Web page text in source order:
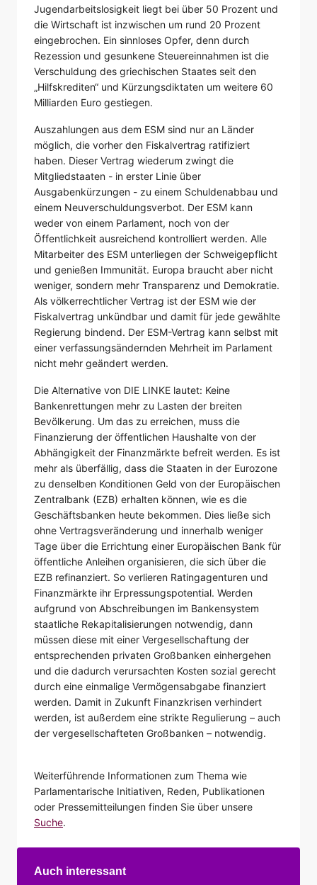
Jugendarbeitslosigkeit liegt bei über 50 Prozent und
die Wirtschaft ist inzwischen um rund 20 Prozent
eingebrochen. Ein sinnloses Opfer, denn durch
Rezession und gesunkene Steuereinnahmen ist die
Verschuldung des griechischen Staates seit den
„Hilfskrediten“ und Kürzungsdiktaten um weitere 60
Milliarden Euro gestiegen.
Auszahlungen aus dem ESM sind nur an Länder
möglich, die vorher den Fiskalvertrag ratifiziert
haben. Dieser Vertrag wiederum zwingt die
Mitgliedstaaten - in erster Linie über
Ausgabenkürzungen - zu einem Schuldenabbau und
einem Neuverschuldungsverbot. Der ESM kann
weder von einem Parlament, noch von der
Öffentlichkeit ausreichend kontrolliert werden. Alle
Mitarbeiter des ESM unterliegen der Schweigepflicht
und genießen Immunität. Europa braucht aber nicht
weniger, sondern mehr Transparenz und Demokratie.
Als völkerrechtlicher Vertrag ist der ESM wie der
Fiskalvertrag unkündbar und damit für jede gewählte
Regierung bindend. Der ESM-Vertrag kann selbst mit
einer verfassungsändernden Mehrheit im Parlament
nicht mehr geändert werden.
Die Alternative von DIE LINKE lautet: Keine
Bankenrettungen mehr zu Lasten der breiten
Bevölkerung. Um das zu erreichen, muss die
Finanzierung der öffentlichen Haushalte von der
Abhängigkeit der Finanzmärkte befreit werden. Es ist
mehr als überfällig, dass die Staaten in der Eurozone
zu denselben Konditionen Geld von der Europäischen
Zentralbank (EZB) erhalten können, wie es die
Geschäftsbanken heute bekommen. Dies ließe sich
ohne Vertragsveränderung und innerhalb weniger
Tage über die Errichtung einer Europäischen Bank für
öffentliche Anleihen organisieren, die sich über die
EZB refinanziert. So verlieren Ratingagenturen und
Finanzmärkte ihr Erpressungspotential. Werden
aufgrund von Abschreibungen im Bankensystem
staatliche Rekapitalisierungen notwendig, dann
müssen diese mit einer Vergesellschaftung der
entsprechenden privaten Großbanken einhergehen
und die dadurch verursachten Kosten sozial gerecht
durch eine einmalige Vermögensabgabe finanziert
werden. Damit in Zukunft Finanzkrisen verhindert
werden, ist außerdem eine strikte Regulierung – auch
der vergesellschafteten Großbanken – notwendig.
Weiterführende Informationen zum Thema wie
Parlamentarische Initiativen, Reden, Publikationen
oder Pressemitteilungen finden Sie über unsere
Suche.
Auch interessant